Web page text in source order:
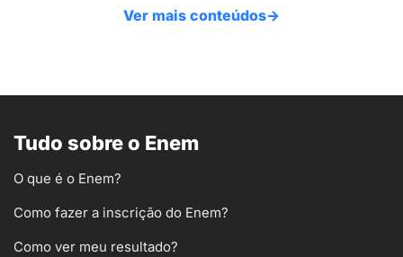
Ver mais conteúdos→
Tudo sobre o Enem
O que é o Enem?
Como fazer a inscrição do Enem?
Como ver meu resultado?